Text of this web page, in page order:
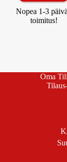
Nopea 1-3
toimitus!
Oma